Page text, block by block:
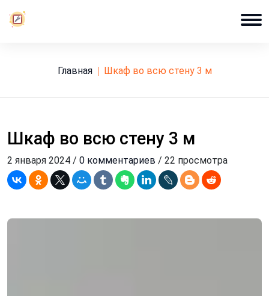
Главная шкаф во всю стену 3 м
Шкаф во всю стену 3 м
2 января 2024 / 0 комментариев / 22 просмотра